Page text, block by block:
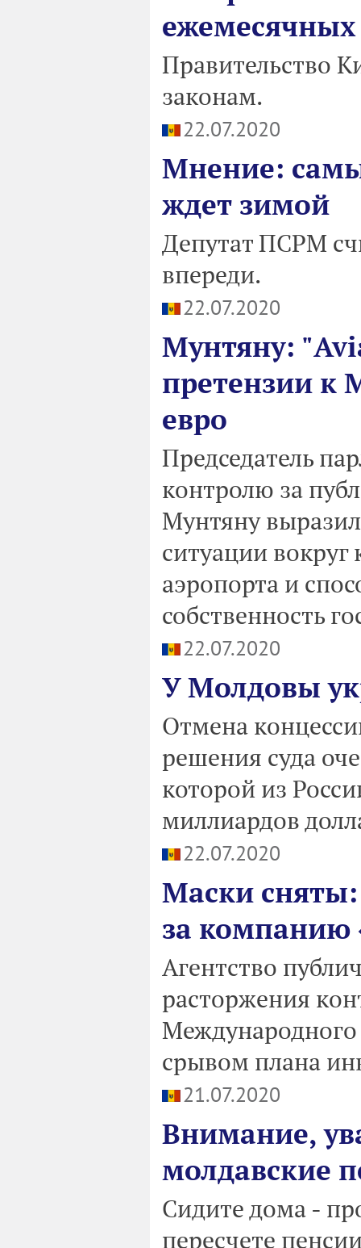
Правительство
законам.
22.07.2020
Мнение:
ждет зимой
Депутат ПСРМ
впереди.
22.07.2020
Мунтяну:
претензии к
евро
Председатель
контролю за
Мунтяну
ситуации
аэропорта и
собственность
22.07.2020
У Молдовы
Отмена
решения суда
которой из
миллиардов
22.07.2020
Маски
за компанию
Агентство
расторжения
Международного
срывом плана
21.07.2020
Внимание,
молдавские
Cидите дома -
пересчете